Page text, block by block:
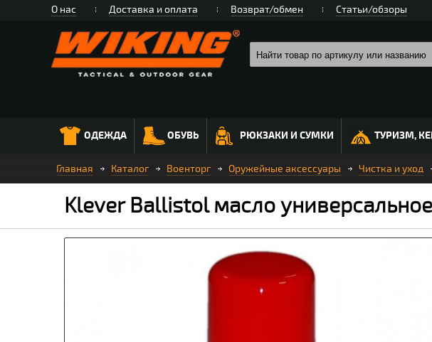
О нас Доставка и оплата Возврат/обмен Статьи/обзоры
ОДЕЖДА ОБУВЬ РЮКЗАКИ И СУМКИ ТУРИЗМ,
Главная Каталог Военторг Оружейные аксессуары Чистка и уход
Klever Ballistol масло